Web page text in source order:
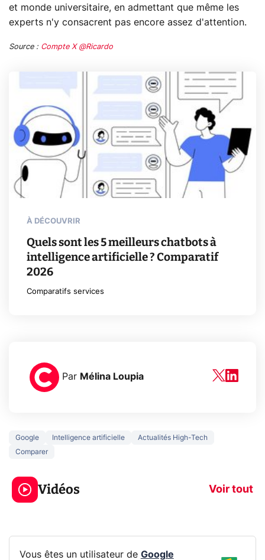
et monde universitaire, en admettant que même les
experts n'y consacrent pas encore assez d'attention.
Source : Compte X @Ricardo
À DÉCOUVRIR
Quels sont les 5 meilleurs chatbots à
intelligence artificielle ? Comparatif
2026
Comparatifs services
Par Mélina Loupia
Google Intelligence artificielle
Actualités High-Tech
Comparer
Vidéos Voir tout
5 générations de
jeux dans la
prochaine Xbox !
navigation
Vous êtes un utilisateur de Google